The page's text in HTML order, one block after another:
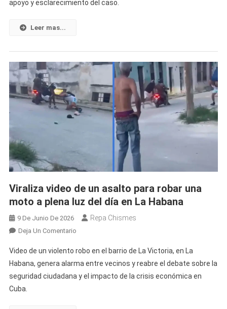
Fallecimiento
Encontrado
Cerca
De
Una
Carretera
apoyo y esclarecimiento del caso.
Leer mas...
Viraliza video de un asalto para robar una
moto a plena luz del día en La Habana
9 De Junio De 2026 Repa Chismes
Deja Un ComentarioEn
Video
De
Un
Video de un violento robo en el barrio de La Victoria, en La
Habana, genera alarma entre vecinos y reabre el debate sobre la
seguridad ciudadana y el impacto de la crisis económica en
Cuba.